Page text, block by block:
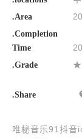
.Area
.Completion
Time
.Grade
.Share
唯秘音乐91抖音